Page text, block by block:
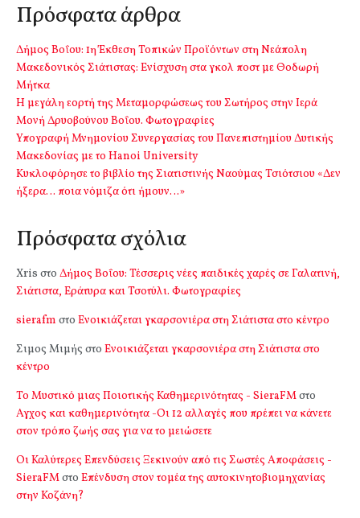
Πρόσφατα άρθρα
Δήμος Βοΐου: 1η Έκθεση Τοπικών Προϊόντων στη Νεάπολη
Μακεδονικός Σιάτιστας: Ενίσχυση στα γκολ ποστ με Θοδωρή
Μήτκα
Η μεγάλη εορτή της Μεταμορφώσεως του Σωτήρος στην Ιερά
Μονή Δρυοβούνου Βοΐου. Φωτογραφίες
Υπογραφή Μνημονίου Συνεργασίας του Πανεπιστημίου Δυτικής
Μακεδονίας με το Hanoi University
Κυκλοφόρησε το βιβλίο της Σιατιστινής Ναούμας Τσιότσιου «Δεν
ήξερα… ποια νόμιζα ότι ήμουν…»
Πρόσφατα σχόλια
Xris στο Δήμος Βοΐου: Τέσσερις νέες παιδικές χαρές σε Γαλατινή,
Σιάτιστα, Εράτυρα και Τσοτύλι. Φωτογραφίες
sierafm στο Ενοικιάζεται γκαρσονιέρα στη Σιάτιστα στο κέντρο
Σιμος Μιμής στο Ενοικιάζεται γκαρσονιέρα στη Σιάτιστα στο
κέντρο
Το Μυστικό μιας Ποιοτικής Καθημερινότητας - SieraFMστο
Αγχος και καθημερινότητα -Οι 12 αλλαγές που πρέπει να κάνετε
στον τρόπο ζωής σας για να το μειώσετε
Οι Καλύτερες Επενδύσεις Ξεκινούν από τις Σωστές Αποφάσεις -
SieraFMστο Επένδυση στον τομέα της αυτοκινητοβιομηχανίας
στην Κοζάνη?